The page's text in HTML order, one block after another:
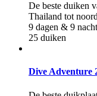
De beste duiken
Thailand tot
9 dagen & 9
25 duiken
Dive Adventure